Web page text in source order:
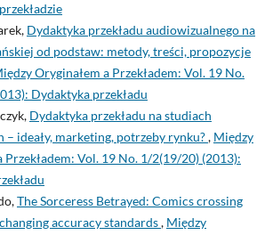
Dydaktyka przekładu audiowizualnego na
od podstaw: metody, treści, propozycje
Oryginałem a Przekładem: Vol. 19 No.
Dydaktyka przekładu
Dydaktyka przekładu na studiach
– ideały, marketing, potrzeby rynku?, Między
Przekładem: Vol. 19 No. 1/2(19/20) (2013):
The Sorceress Betrayed: Comics crossing
accuracy standards, Między